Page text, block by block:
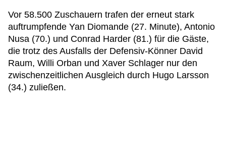
Vor 58.500 Zuschauern trafen der erneut stark
auftrumpfende Yan Diomande (27. Minute), Antonio
Nusa (70.) und Conrad Harder (81.) für die Gäste,
die trotz des Ausfalls der Defensiv-Könner David
Raum, Willi Orban und Xaver Schlager nur den
zwischenzeitlichen Ausgleich durch Hugo Larsson
(34.) zuließen.